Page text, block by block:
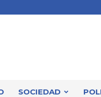
SOCIEDAD